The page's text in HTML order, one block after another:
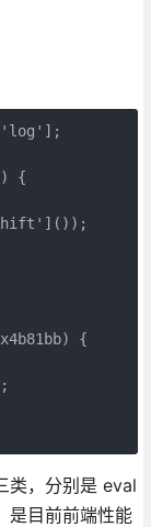
'log'];
{
{
类，分别是 eval
是目前前端性能